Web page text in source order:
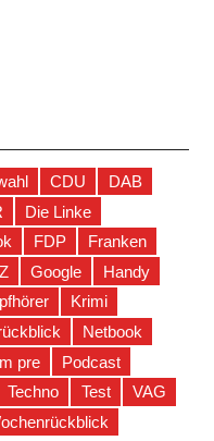
CDU
DAB
Die Linke
FDP
Franken
Google
Handy
Krimi
Netbook
pre
Podcast
Techno Test
VAG